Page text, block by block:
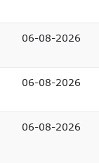
06-08-2026
06-08-2026
06-08-2026